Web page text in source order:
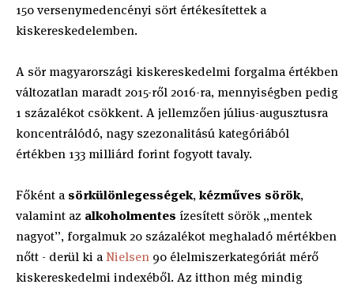
150 versenymedencényi sört értékesítettek a
kiskereskedelemben.
A sör magyarországi kiskereskedelmi forgalma értékben
változatlan maradt 2015-ről 2016-ra, mennyiségben pedig
1 százalékot csökkent. A jellemzően július-augusztusra
koncentrálódó, nagy szezonalitású kategóriából
értékben 133 milliárd forint fogyott tavaly.
Főként a sörkülönlegességek,kézműves sörök,
valamint az alkoholmentes ízesített sörök „mentek
nagyot”, forgalmuk 20 százalékot meghaladó mértékben
nőtt - derül ki aNielsen 90 élelmiszerkategóriát mérő
kiskereskedelmi indexéből. Az itthon még mindig